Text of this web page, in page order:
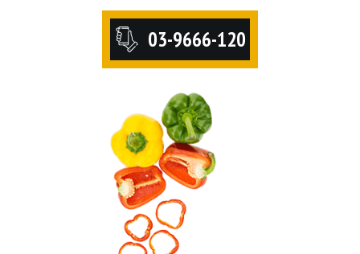
03-9666-120